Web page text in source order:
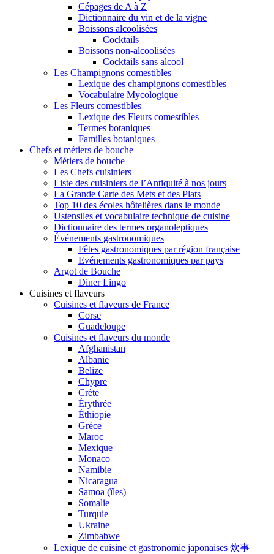
Cépages de A à Z
Dictionnaire du vin et de la vigne
Boissons alcoolisées
Cocktails
Boissons non-alcoolisées
Cocktails sans alcool
Les Champignons comestibles
Lexique des champignons comestibles
Vocabulaire Mycologique
Les Fleurs comestibles
Lexique des Fleurs comestibles
Termes botaniques
Familles botaniques
Chefs et métiers de bouche
Métiers de bouche
Les Chefs cuisiniers
Liste des cuisiniers de l’Antiquité à nos jours
La Grande Carte des Mets et des Plats
Top 10 des écoles hôtelières dans le monde
Ustensiles et vocabulaire technique de cuisine
Dictionnaire des termes organoleptiques
Événements gastronomiques
Fêtes gastronomiques par région française
Evénements gastronomiques par pays
Argot de Bouche
Diner Lingo
Cuisines et flaveurs
Cuisines et flaveurs de France
Corse
Guadeloupe
Cuisines et flaveurs du monde
Afghanistan
Albanie
Belize
Chypre
Crète
Érythrée
Éthiopie
Grèce
Maroc
Mexique
Monaco
Namibie
Nicaragua
Samoa (îles)
Somalie
Turquie
Ukraine
Zimbabwe
Lexique de cuisine et gastronomie japonaises 炊事